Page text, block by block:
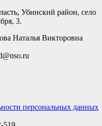
Убинский район, село
3.
Наталья Викторовна
персональных данных